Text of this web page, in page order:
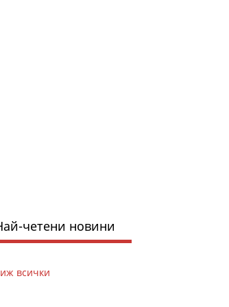
четени новини
всички